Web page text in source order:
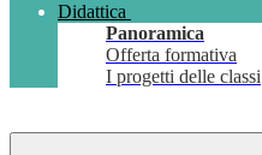
Didattica
Panoramica
Offerta formativa
I progetti delle classi